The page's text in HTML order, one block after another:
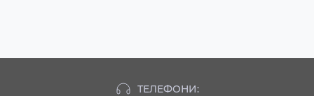
ТЕЛЕФОНИ: